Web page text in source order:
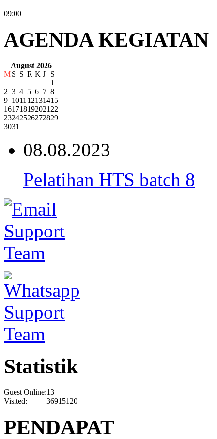
09:00
AGENDA KEGIATAN
August 2026
MS S R K J
S
1
2 3 4 5 6 7 8
9 1011 12131415
161718192021 22
23242526272829
3031
08.08.2023
Pelatihan HTS batch 8
Statistik
Guest Online:13
Visited:
36915120
PENDAPAT